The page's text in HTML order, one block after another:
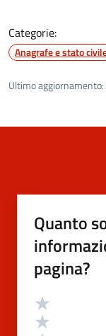
Categorie:
Anagrafe e stato
Ultimo aggiornamento:
Quanto
pagina?
Valutazione